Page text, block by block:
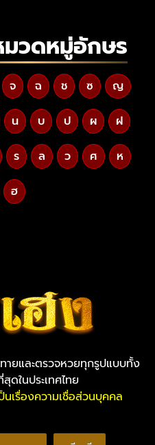
วดหมู่อักษร
จ ฉ ช ซ ญ
น บ ป ผ ฝ
ร ล ว ศ ห
ฮ
ทายและตรวจหวยทุกรูปแบบทั้ง
ดในประเทศไทย
เรื่องความเชื่อส่วนบุคคล